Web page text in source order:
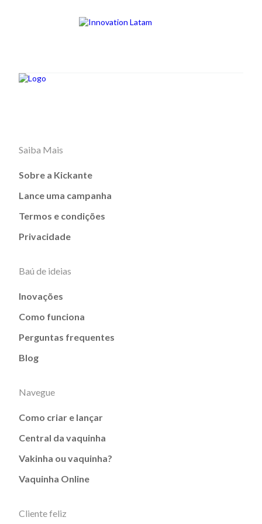
Saiba Mais
Sobre a Kickante
Lance uma campanha
Termos e condições
Privacidade
Baú de ideias
Inovações
Como funciona
Perguntas frequentes
Blog
Navegue
Como criar e lançar
Central da vaquinha
Vakinha ou vaquinha?
Vaquinha Online
Cliente feliz